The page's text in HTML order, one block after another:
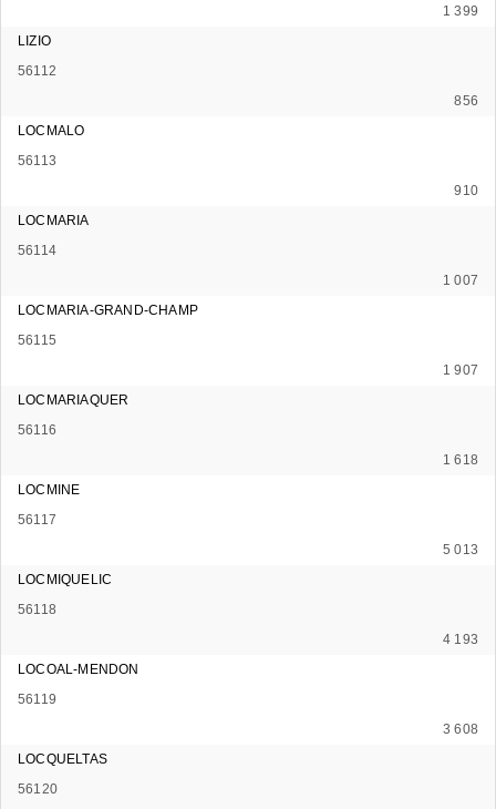
1 399
LIZIO
56112
856
LOCMALO
56113
910
LOCMARIA
56114
1 007
LOCMARIA-GRAND-CHAMP
56115
1 907
LOCMARIAQUER
56116
1 618
LOCMINE
56117
5 013
LOCMIQUELIC
56118
4 193
LOCOAL-MENDON
56119
3 608
LOCQUELTAS
56120